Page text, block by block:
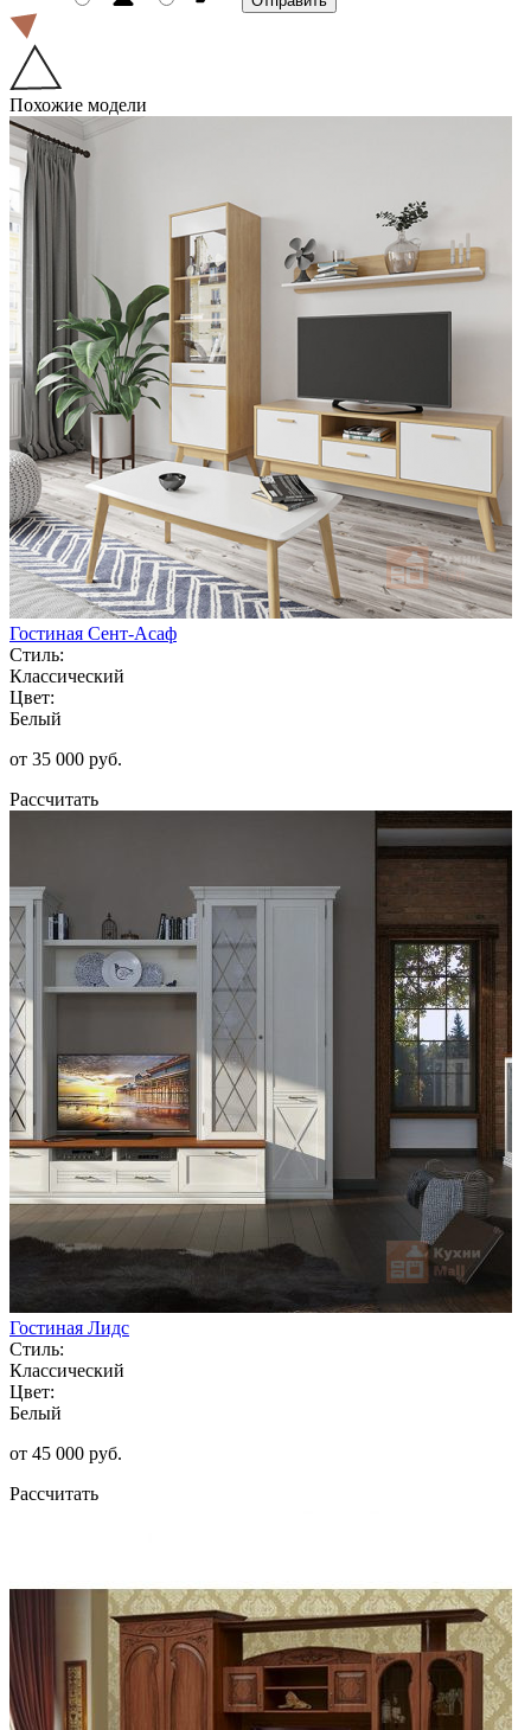
Похожие модели
Гостиная Сент-Асаф
Стиль:
Классический
Цвет:
Белый
от 35 000 руб.
Рассчитать
Гостиная Лидс
Стиль:
Классический
Цвет:
Белый
от 45 000 руб.
Рассчитать